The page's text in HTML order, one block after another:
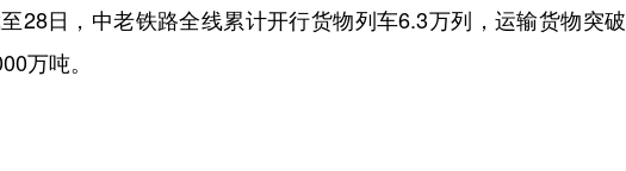
28日，中老铁路全线累计开行货物列车6.3万列，运输货物突破
万吨。